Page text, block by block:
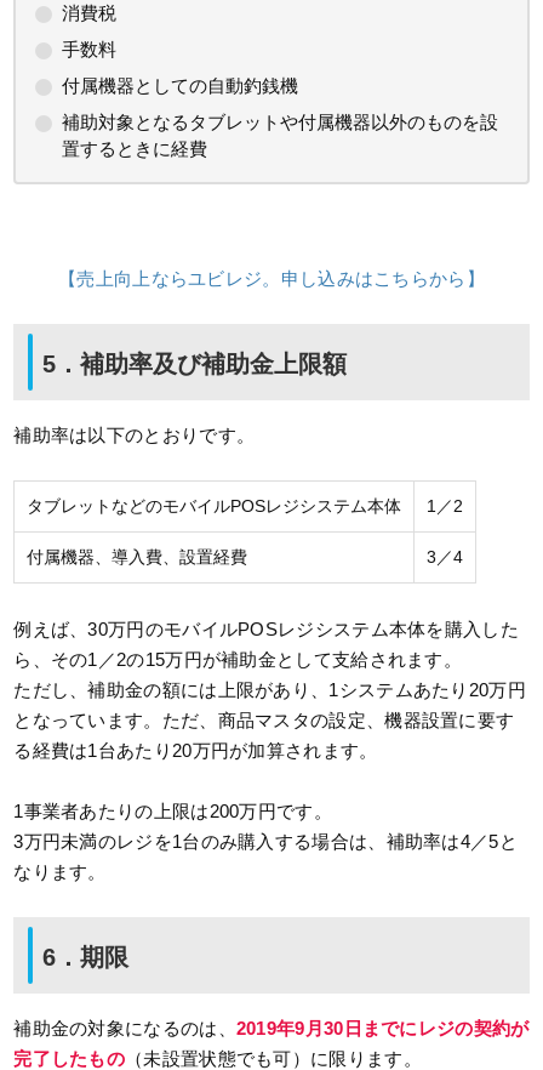
消費税
手数料
付属機器としての自動釣銭機
補助対象となるタブレットや付属機器以外のものを設
置するときに経費
【売上向上ならユビレジ。申し込みはこちらから】
5．補助率及び補助金上限額
補助率は以下のとおりです。
タブレットなどのモバイルPOSレジシステム本体 1／2
付属機器、導入費、設置経費 3／4
例えば、30万円のモバイルPOSレジシステム本体を購入した
ら、その1／2の15万円が補助金として支給されます。
ただし、補助金の額には上限があり、1システムあたり20万円
となっています。ただ、商品マスタの設定、機器設置に要す
る経費は1台あたり20万円が加算されます。
1事業者あたりの上限は200万円です。
3万円未満のレジを1台のみ購入する場合は、補助率は4／5と
なります。
6．期限
補助金の対象になるのは、 2019年9月30日までにレジの契約が
完了したもの （未設置状態でも可）に限ります。